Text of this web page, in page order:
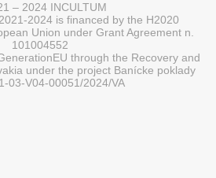
– 2024 INCULTUM
2024 is financed by the H2020
Union under Grant Agreement n.
101004552
through the Recovery and
under the project Banícke poklady
03-V04-00051/2024/VA